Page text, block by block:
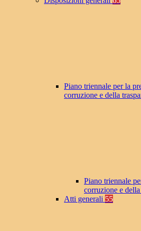
Piano triennale per la
corruzione e della
Piano triennale
corruzione e
Atti generali 55